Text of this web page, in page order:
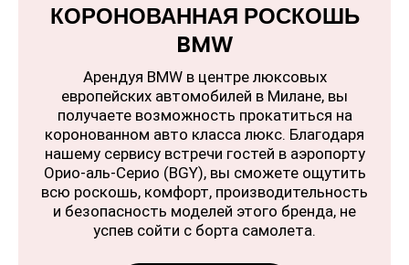
КОРОНОВАННАЯ РОСКОШЬ
BMW
Арендуя BMW в центре люксовых
европейских автомобилей в Милане, вы
получаете возможность прокатиться на
коронованном авто класса люкс. Благодаря
нашему сервису встречи гостей в аэропорту
Орио-аль-Серио (BGY), вы сможете ощутить
всю роскошь, комфорт, производительность
и безопасность моделей этого бренда, не
успев сойти с борта самолета.